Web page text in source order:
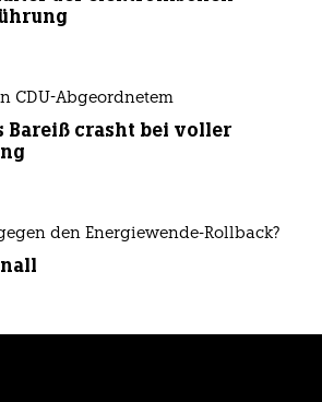
CDU-Abgeordnetem
Bareiß crasht bei voller
den Energiewende-Rollback?